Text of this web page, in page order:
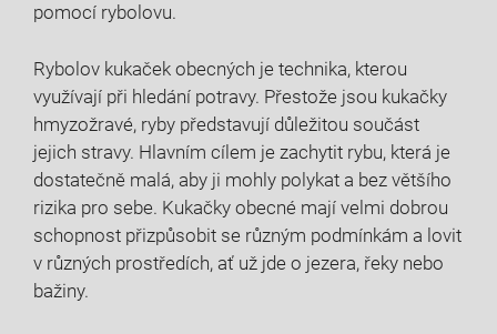
pomocí rybolovu.
Rybolov kukaček obecných je technika, kterou‌
využívají při hledání potravy. Přestože jsou kukačky​
hmyzožravé, ryby představují⁤ důležitou součást
‍jejich stravy. Hlavním‍ cílem je zachytit rybu, která je​
dostatečně malá, aby ji mohly polykat a bez většího
rizika pro sebe. ⁤Kukačky obecné ​mají velmi dobrou
schopnost přizpůsobit se různým podmínkám a ⁢lovit
v různých prostředích, ať už jde o jezera, řeky nebo
bažiny.